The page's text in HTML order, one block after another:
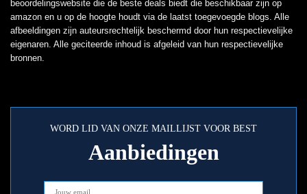
beoordelingswebsite die de beste deals biedt die beschikbaar zijn op
amazon en u op de hoogte houdt via de laatst toegevoegde blogs. Alle
afbeeldingen zijn auteursrechtelijk beschermd door hun respectievelijke
eigenaren. Alle geciteerde inhoud is afgeleid van hun respectievelijke
bronnen.
WORD LID VAN ONZE MAILLIJST VOOR BEST
Aanbiedingen